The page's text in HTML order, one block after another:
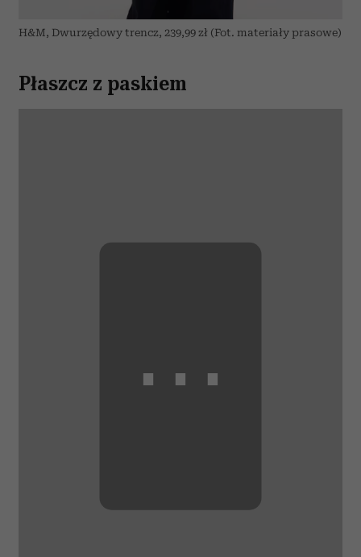
H&M, Dwurzędowy trencz, 239,99 zł (Fot. materiały prasowe)
Płaszcz z paskiem
⋯